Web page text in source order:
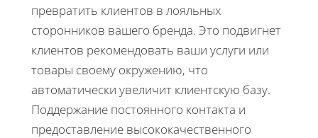
превратить клиентов в лояльных
сторонников вашего бренда. Это подвигнет
клиентов рекомендовать ваши услуги или
товары своему окружению, что
автоматически увеличит клиентскую базу.
Поддержание постоянного контакта и
предоставление высококачественного